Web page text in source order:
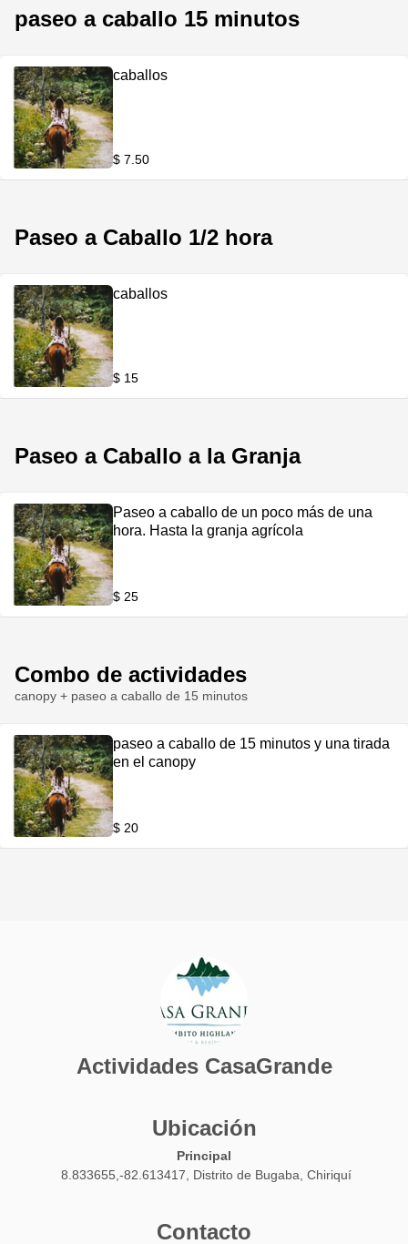
paseo a caballo 15 minutos
caballos
$ 7.50
Paseo a Caballo 1/2 hora
caballos
$ 15
Paseo a Caballo a la Granja
Paseo a caballo de un poco más de una
hora. Hasta la granja agrícola
$ 25
Combo de actividades
canopy + paseo a caballo de 15 minutos
paseo a caballo de 15 minutos y una tirada
en el canopy
$ 20
Actividades CasaGrande
Ubicación
Principal
8.833655,-82.613417, Distrito de Bugaba, Chiriquí
Contacto